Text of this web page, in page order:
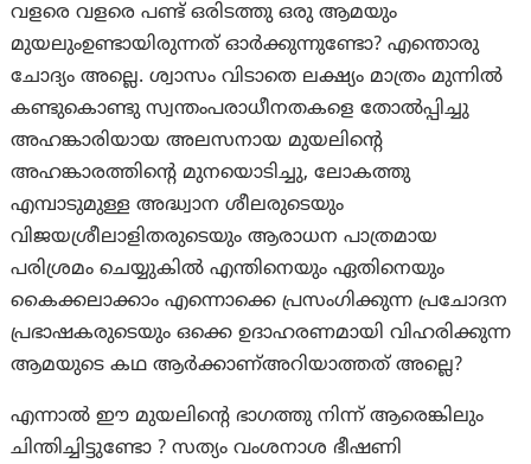
വളരെ വളരെ പണ്ട് ഒരിടത്തു ഒരു ആമയും
മുയലുംഉണ്ടായിരുന്നത് ഓർക്കുന്നുണ്ടോ? എന്തൊരു
ചോദ്യം അല്ലെ. ശ്വാസം വിടാതെ ലക്ഷ്യം മാത്രം മുന്നിൽ
കണ്ടുകൊണ്ടു സ്വന്തംപരാധീനതകളെ തോൽപ്പിച്ചു
അഹങ്കാരിയായ അലസനായ മുയലിന്റെ
അഹങ്കാരത്തിന്റെ മുനയൊടിച്ചു, ലോകത്തു
എമ്പാടുമുള്ള അദ്ധ്വാന ശീലരുടെയും
വിജയശ്രീലാളിതരുടെയും ആരാധന പാത്രമായ
പരിശ്രമം ചെയ്യുകിൽ എന്തിനെയും ഏതിനെയും
കൈക്കലാക്കാം എന്നൊക്കെ പ്രസംഗിക്കുന്ന പ്രചോദന
പ്രഭാഷകരുടെയും ഒക്കെ ഉദാഹരണമായി വിഹരിക്കുന്ന
ആമയുടെ കഥ ആർക്കാണ്അറിയാത്തത് അല്ലെ?
എന്നാൽ ഈ മുയലിന്റെ ഭാഗത്തു നിന്ന് ആരെങ്കിലും
ചിന്തിച്ചിട്ടുണ്ടോ ? സത്യം വംശനാശ ഭീഷണി